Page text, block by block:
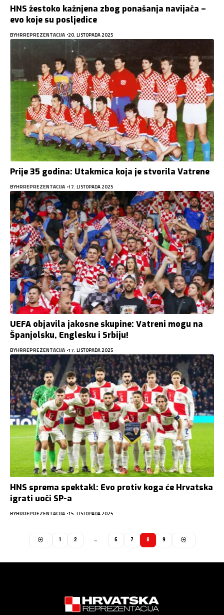
HNS žestoko kažnjena zbog ponašanja navijača –
evo koje su posljedice
BYHRREPREZENTACIJA 20. LISTOPADA 2025
Prije 35 godina: Utakmica koja je stvorila Vatrene
BYHRREPREZENTACIJA 17. LISTOPADA 2025
UEFA objavila jakosne skupine: Vatreni mogu na
Španjolsku, Englesku i Srbiju!
BYHRREPREZENTACIJA 17. LISTOPADA 2025
HNS sprema spektakl: Evo protiv koga će Hrvatska
igrati uoči SP-a
BYHRREPREZENTACIJA 15. LISTOPADA 2025
1 2 … 6 7 8 9